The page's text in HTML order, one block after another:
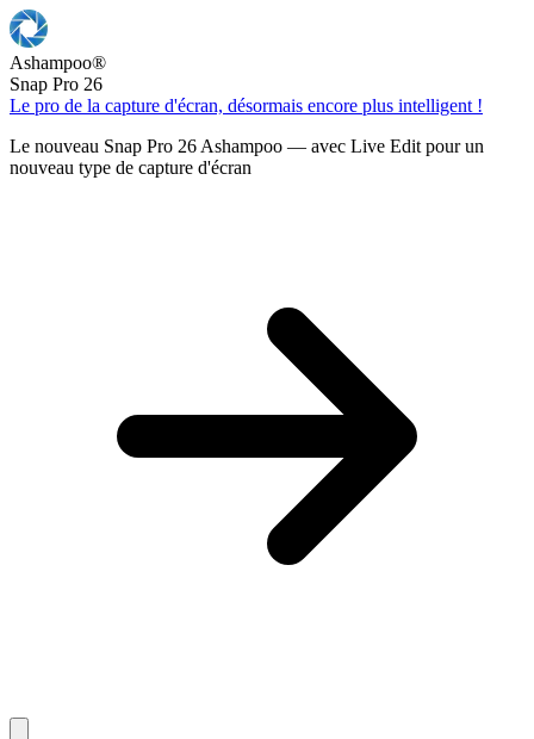
Ashampoo®
Snap Pro 26
Le pro de la capture d'écran, désormais encore plus intelligent !
Le nouveau Snap Pro 26 Ashampoo — avec Live Edit pour un
nouveau type de capture d'écran